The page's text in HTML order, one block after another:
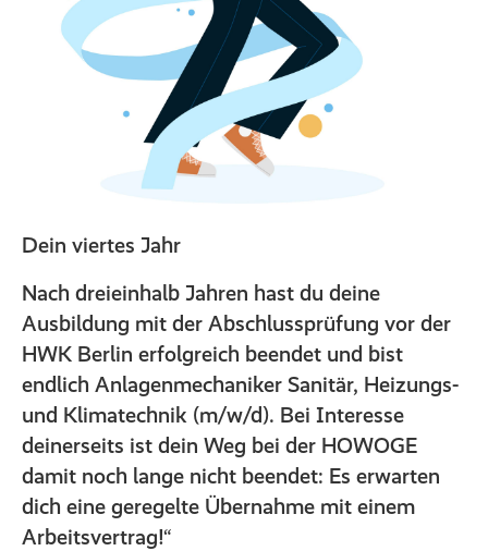
Dein viertes Jahr
Nach dreieinhalb Jahren hast du deine
Ausbildung mit der Abschlussprüfung vor der
HWK Berlin erfolgreich beendet und bist
endlich Anlagenmechaniker Sanitär, Heizungs-
und Klimatechnik (m/w/d). Bei Interesse
deinerseits ist dein Weg bei der HOWOGE
damit noch lange nicht beendet: Es erwarten
dich eine geregelte Übernahme mit einem
Arbeitsvertrag!“